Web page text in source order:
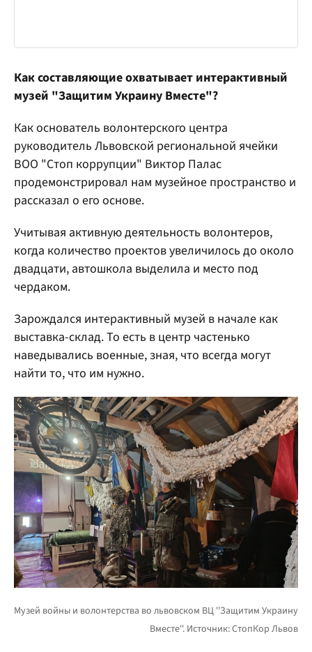
Как составляющие охватывает интерактивный
музей "Защитим Украину Вместе"?
Как основатель волонтерского центра
руководитель Львовской региональной ячейки
ВОО "Стоп коррупции" Виктор Палас
продемонстрировал нам музейное пространство и
рассказал о его основе.
Учитывая активную деятельность волонтеров,
когда количество проектов увеличилось до около
двадцати, автошкола выделила и место под
чердаком.
Зарождался интерактивный музей в начале как
выставка-склад. То есть в центр частенько
наведывались военные, зная, что всегда могут
найти то, что им нужно.